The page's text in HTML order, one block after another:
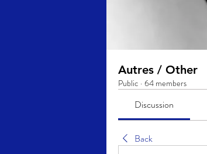
Autres / Other
Public · 64 members
Discussion
Back